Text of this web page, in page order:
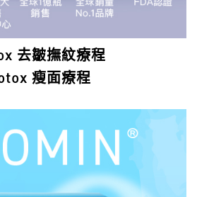
去皺撫紋療程
瘦面療程